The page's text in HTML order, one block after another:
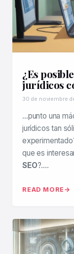
¿Es
jurídicos
30 de noviembre
…punto una
jurídicos tan
que es
SEO?….
READ MORE